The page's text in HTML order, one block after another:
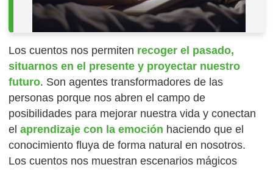
Los cuentos nos permiten recoger el pasado,
situarnos en el presente y proyectar nuestro
futuro. Son agentes transformadores de las
personas porque nos abren el campo de
posibilidades para mejorar nuestra vida y conectan
elaprendizaje con la emoción haciendo que el
conocimiento fluya de forma natural en nosotros.
Los cuentos nos muestran escenarios mágicos